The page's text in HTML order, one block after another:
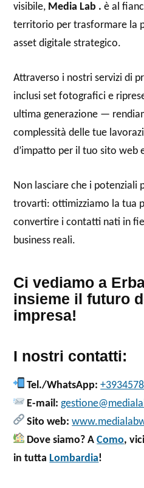
visibile, Media Lab . è al
territorio per trasformare la
asset digitale strategico.
Attraverso i nostri servizi di
inclusi set fotografici e
ultima generazione —
complessità delle tue
d’impatto per il tuo sito web
Non lasciare che i potenziali
trovarti: ottimizziamo la tua
convertire i contatti nati in
business reali.
Ci vediamo a
insieme il futuro
impresa!
I nostri contatti:
Tel./WhatsApp:
E-mail:
Sito web:
Dove siamo? AComo,
in tutta Lombardia!